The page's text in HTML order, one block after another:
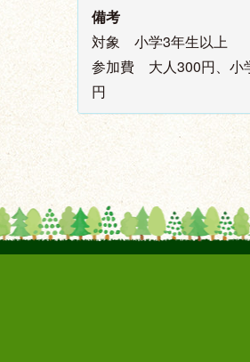
備考
対象 小学3年生以上
参加費 大人300円、小
円